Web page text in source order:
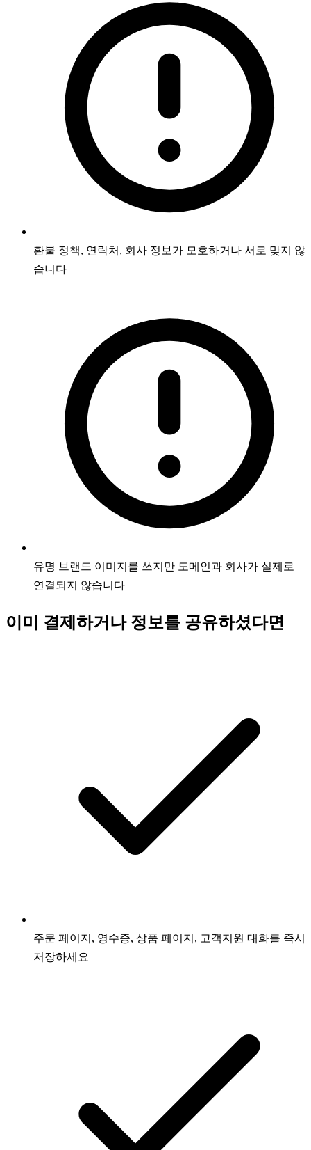
환불 정책, 연락처, 회사 정보가 모호하거나 서로 맞지 않
습니다
유명 브랜드 이미지를 쓰지만 도메인과 회사가 실제로
연결되지 않습니다
이미 결제하거나 정보를 공유하셨다면
주문 페이지, 영수증, 상품 페이지, 고객지원 대화를 즉시
저장하세요